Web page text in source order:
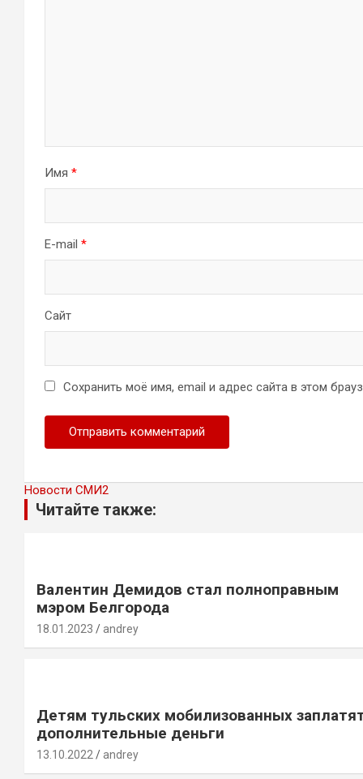
Имя *
E-mail *
Сайт
Сохранить моё имя, email и адрес сайта в этом
Новости СМИ2
Читайте также:
Валентин Демидов стал полноправным
мэром Белгорода
18.01.2023 andrey
Детям тульских мобилизованных
дополнительные деньги
13.10.2022 andrey